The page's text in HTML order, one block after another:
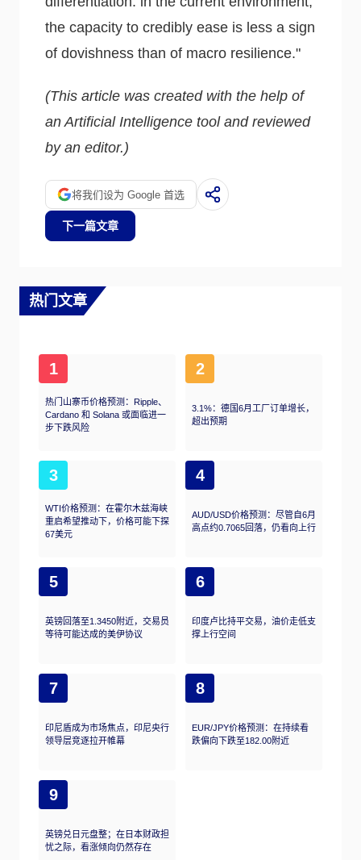
the capacity to credibly ease is less a sign
of dovishness than of macro resilience."
(This article was created with the help of
an Artificial Intelligence tool and reviewed
by an editor.)
将我们设为 Google 首选
下一篇文章
热门文章
1
热门山寨币价格预测：Ripple、
Cardano 和 Solana 或面临进一
步下跌风险
2
3.1%：德国6月工厂订单增长，
超出预期
3
WTI价格预测：在霍尔木兹海峡
重启希望推动下，价格可能下探
67美元
4
AUD/USD价格预测：尽管自6月
高点约0.7065回落，仍看向上行
5
英镑回落至1.3450附近，交易员
等待可能达成的美伊协议
6
印度卢比持平交易，油价走低支
撑上行空间
7
印尼盾成为市场焦点，印尼央行
领导层竞逐拉开帷幕
8
EUR/JPY价格预测：在持续看
跌偏向下跌至182.00附近
9
英镑兑日元盘整；在日本财政担
忧之际，看涨倾向仍然存在